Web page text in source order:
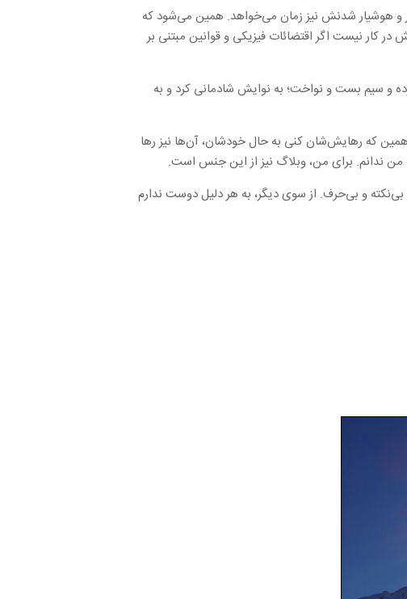
و هوشیار شدنش نیز زمان می‌خواهد. همین می‌شود که
نیست اگر اقتضائات فیزیکی و قوانین مبتنی بر
و سیم بست و نواخت؛ به نوایش شادمانی کرد و به
همین که رهایش‌شان کنی به حال خودشان، آن‌ها نیز رها
ندانم. برای من، وبلاگ نیز از این جنس است.
و بی‌حرف. از سوی دیگر، به هر دلیل دوست ندارم